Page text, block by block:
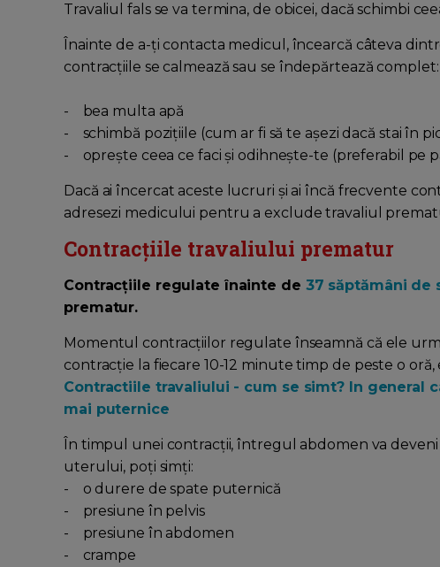
Travaliul fals se va termina, de obicei, dacă schimbi
Înainte de a-ţi contacta medicul, încearcă câteva
contracțiile se calmează sau se îndepărtează complet:
- bea multa apă
- schimbă pozițiile (cum ar fi să te aşezi dacă stai în
- opreşte ceea ce faci și odihneşte-te (preferabil pe
Dacă ai încercat aceste lucruri și ai încă frecvente
adresezi medicului pentru a exclude travaliul
Contracțiile travaliului prematur
Contracțiile regulate înainte de 37 săptămâni de
prematur.
Momentul contracțiilor regulate înseamnă că ele
contracție la fiecare 10-12 minute timp de peste o
Contractiile travaliului - cum se simt? In general
mai puternice
În timpul unei contracții, întregul abdomen va
uterului, poţi simți:
- o durere de spate puternică
- presiune în pelvis
- presiune în abdomen
- crampe